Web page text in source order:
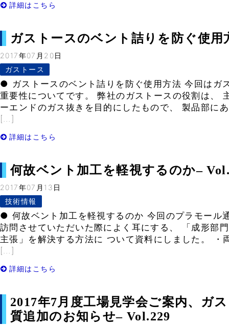
詳細はこちら
ガストースのベント詰りを防ぐ使用
2017年07月20日
ガストース
● ガストースのベント詰りを防ぐ使用方法 今回はガ
重要性についてです。 弊社のガストースの役割は、
ーエンドのガス抜きを目的にしたもので、 製品部に
[…]
詳細はこちら
何故ベント加工を軽視するのか–
2017年07月13日
技術情報
● 何故ベント加工を軽視するのか 今回のプラモール
訪問させていただいた際によく耳にする、 「成形部
主張」を解決する方法に ついて資料にしました。 ・
[…]
詳細はこちら
2017年7月度工場見学会ご案内、ガ
質追加のお知らせ– Vol.229